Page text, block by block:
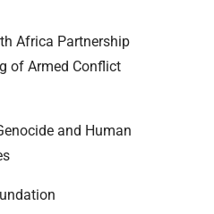
Africa Partnership
of Armed Conflict
and Human